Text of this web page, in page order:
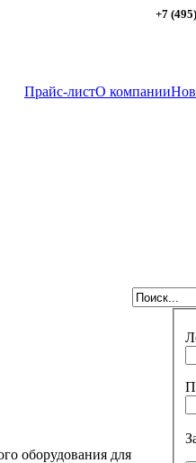
+7
Прайс-листО компании
оборудования для